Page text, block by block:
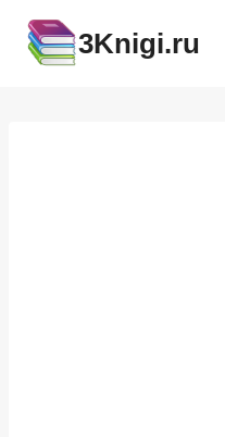
содержимому
3Knigi.ru